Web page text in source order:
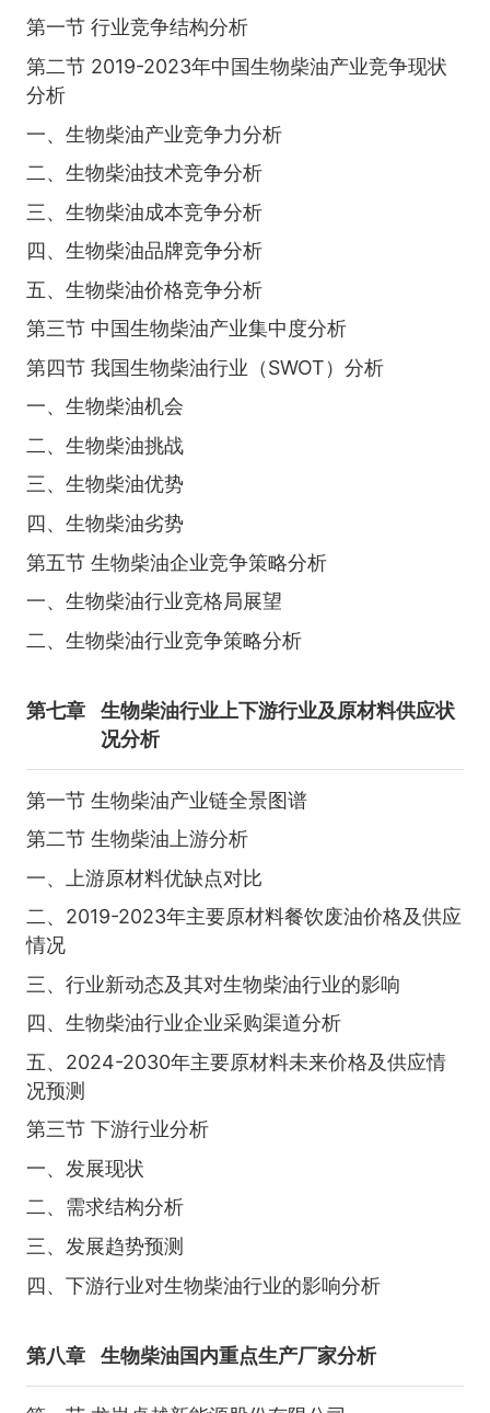
第一节 行业竞争结构分析
第二节 2019-2023年中国生物柴油产业竞争现状
分析
一、生物柴油产业竞争力分析
二、生物柴油技术竞争分析
三、生物柴油成本竞争分析
四、生物柴油品牌竞争分析
五、生物柴油价格竞争分析
第三节 中国生物柴油产业集中度分析
第四节 我国生物柴油行业（SWOT）分析
一、生物柴油机会
二、生物柴油挑战
三、生物柴油优势
四、生物柴油劣势
第五节 生物柴油企业竞争策略分析
一、生物柴油行业竞格局展望
二、生物柴油行业竞争策略分析
第七章
生物柴油行业上下游行业及原材料供应状
况分析
第一节 生物柴油产业链全景图谱
第二节 生物柴油上游分析
一、上游原材料优缺点对比
二、2019-2023年主要原材料餐饮废油价格及供应
情况
三、行业新动态及其对生物柴油行业的影响
四、生物柴油行业企业采购渠道分析
五、2024-2030年主要原材料未来价格及供应情
况预测
第三节 下游行业分析
一、发展现状
二、需求结构分析
三、发展趋势预测
四、下游行业对生物柴油行业的影响分析
第八章 生物柴油国内重点生产厂家分析